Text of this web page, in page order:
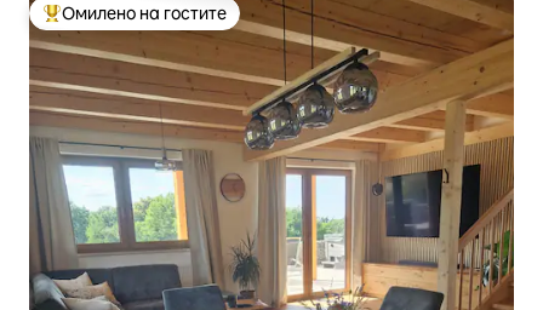
Меѓу најуспешните „Омилени на гостите“
Омилено на гостите